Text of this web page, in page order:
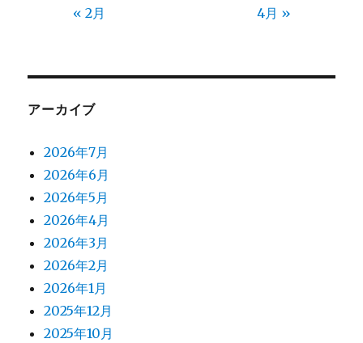
« 2月 4月 »
アーカイブ
2026年7月
2026年6月
2026年5月
2026年4月
2026年3月
2026年2月
2026年1月
2025年12月
2025年10月